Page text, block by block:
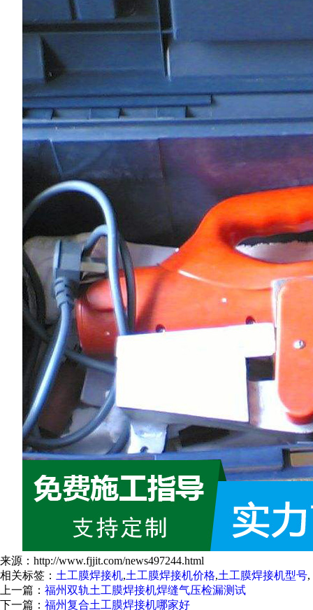
来源：http://www.fjjit.com/news497244.html
相关标签： 土工膜焊接机,土工膜焊接机价格,土工膜焊接机型号,
上一篇： 福州双轨土工膜焊接机焊缝气压检漏测试
下一篇： 福州复合土工膜焊接机哪家好